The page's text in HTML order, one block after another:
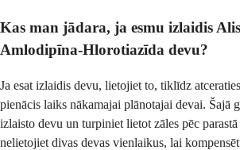
Kas man jādara, ja esmu izlaidis
Amlodipīna-Hlorotiazīda devu?
Ja esat izlaidis devu, lietojiet to, tiklīdz
pienācis laiks nākamajai plānotajai devai. Šajā
izlaisto devu un turpiniet lietot zāles pēc
nelietojiet divas devas vienlaikus, lai